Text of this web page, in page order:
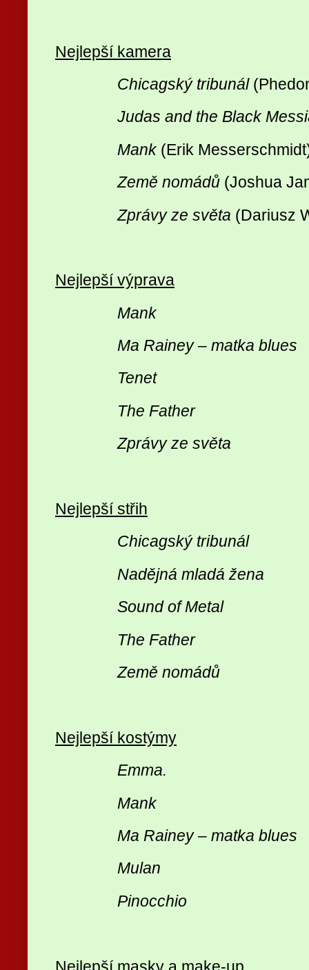
Nejlepší kamera
Chicagský tribunál
Judas and the Black
Mank (Erik
Země nomádů (Joshua
Zprávy ze světa (Dariusz
Nejlepší výprava
Mank
Ma Rainey – matka blues
Tenet
The Father
Zprávy ze světa
Nejlepší střih
Chicagský tribunál
Nadějná mladá žena
Sound of Metal
The Father
Země nomádů
Nejlepší kostýmy
Emma.
Mank
Ma Rainey – matka blues
Mulan
Pinocchio
Nejlepší masky a make-up